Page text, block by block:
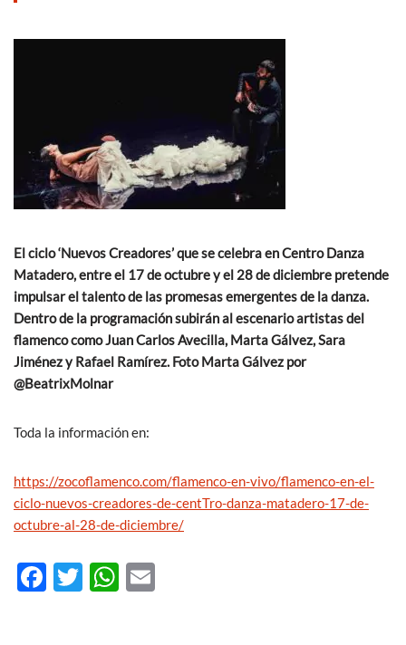
El ciclo ‘Nuevos Creadores’ que se celebra en Centro Danza
Matadero, entre el 17 de octubre y el 28 de diciembre pretende
impulsar el talento de las promesas emergentes de la danza.
Dentro de la programación subirán al escenario artistas del
flamenco como Juan Carlos Avecilla, Marta Gálvez, Sara
Jiménez y Rafael Ramírez. Foto Marta Gálvez por
@BeatrixMolnar
Toda la información en:
https://zocoflamenco.com/flamenco-en-vivo/flamenco-en-el-
ciclo-nuevos-creadores-de-centTro-danza-matadero-17-de-
octubre-al-28-de-diciembre/
F
T
W